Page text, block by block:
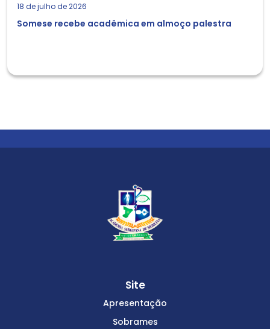
18 de julho de 2026
Somese recebe acadêmica em almoço palestra
Site
Apresentação
Sobrames